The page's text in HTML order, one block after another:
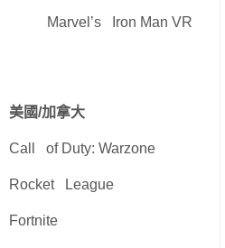
Marvel’s Iron Man VR
美國/加拿大
Call of Duty: Warzone
Rocket League
Fortnite